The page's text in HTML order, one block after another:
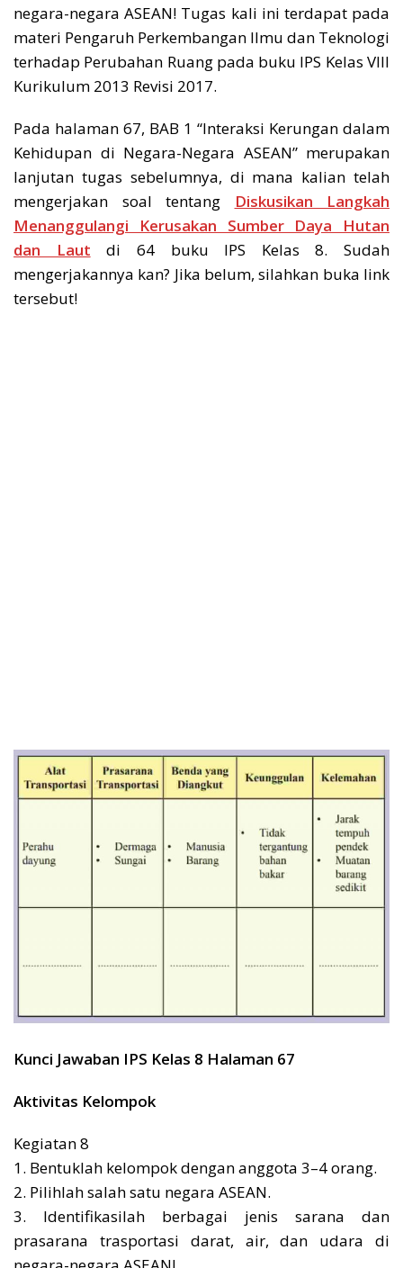
negara-negara ASEAN! Tugas kali ini terdapat pada
materi Pengaruh Perkembangan Ilmu dan Teknologi
terhadap Perubahan Ruang pada buku IPS Kelas VIII
Kurikulum 2013 Revisi 2017.
Pada halaman 67, BAB 1 “Interaksi Kerungan dalam
Kehidupan di Negara-Negara ASEAN” merupakan
lanjutan tugas sebelumnya, di mana kalian telah
mengerjakan soal tentang
Diskusikan Langkah
Menanggulangi Kerusakan Sumber Daya Hutan
dan Laut di 64 buku IPS Kelas 8. Sudah
mengerjakannya kan? Jika belum, silahkan buka link
tersebut!
Kunci Jawaban IPS Kelas 8 Halaman 67
Aktivitas Kelompok
Kegiatan 8
1. Bentuklah kelompok dengan anggota 3–4 orang.
2. Pilihlah salah satu negara ASEAN.
3. Identifikasilah berbagai jenis sarana dan
prasarana trasportasi darat, air, dan udara di